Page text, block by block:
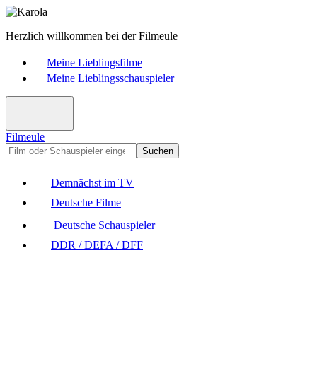
Herzlich willkommen bei der Filmeule
Meine Lieblingsfilme
Meine Lieblingsschauspieler
Filmeule
Suchen
Demnächst im TV
Deutsche Filme
Deutsche Schauspieler
DDR / DEFA / DFF